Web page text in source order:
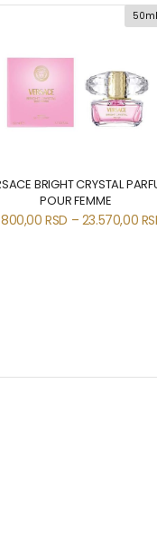
BRIGHT CRYSTAL
POUR FEMME
RSD – 23.570,00